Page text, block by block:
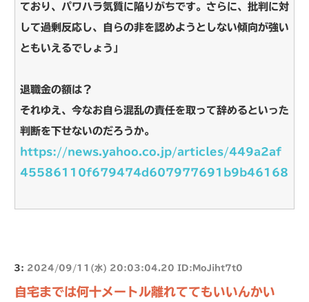
ており、パワハラ気質に陥りがちです。さらに、批判に対
して過剰反応し、自らの非を認めようとしない傾向が強い
ともいえるでしょう」
退職金の額は？
それゆえ、今なお自ら混乱の責任を取って辞めるといった
判断を下せないのだろうか。
https://news.yahoo.co.jp/articles/449a2af
45586110f679474d607977691b9b46168
3: 2024/09/11(水) 20:03:04.20 ID:MoJiht7t0
自宅までは何十メートル離れててもいいんかい